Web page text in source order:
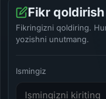
Fikr qoldirish
Fikringizni qoldiring.
yozishni unutmang.
Ismingiz